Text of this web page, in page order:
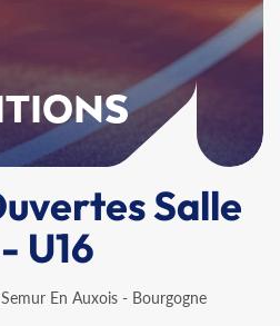
Salle
U16
En Auxois - Bourgogne